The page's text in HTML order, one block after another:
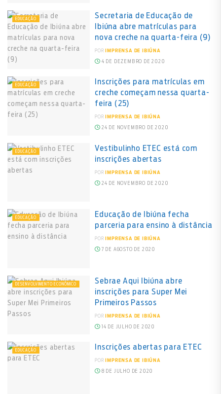
EDUCAÇÃO
Secretaria de Educação de
Ibiúna abre matrículas para
nova creche na quarta-feira (9)
POR IMPRENSA DE IBIÚNA
4 DE DEZEMBRO DE 2020
EDUCAÇÃO
Inscrições para matrículas em
creche começam nessa quarta-
feira (25)
POR IMPRENSA DE IBIÚNA
24 DE NOVEMBRO DE 2020
EDUCAÇÃO
Vestibulinho ETEC está com
inscrições abertas
POR IMPRENSA DE IBIÚNA
24 DE NOVEMBRO DE 2020
EDUCAÇÃO
Educação de Ibiúna fecha
parceria para ensino à distância
POR IMPRENSA DE IBIÚNA
7 DE AGOSTO DE 2020
DESENVOLVIMENTO ECONÔMICO
Sebrae Aqui Ibiúna abre
inscrições para Super Mei
Primeiros Passos
POR IMPRENSA DE IBIÚNA
14 DE JULHO DE 2020
EDUCAÇÃO Inscrições abertas para ETEC
POR IMPRENSA DE IBIÚNA
8 DE JULHO DE 2020